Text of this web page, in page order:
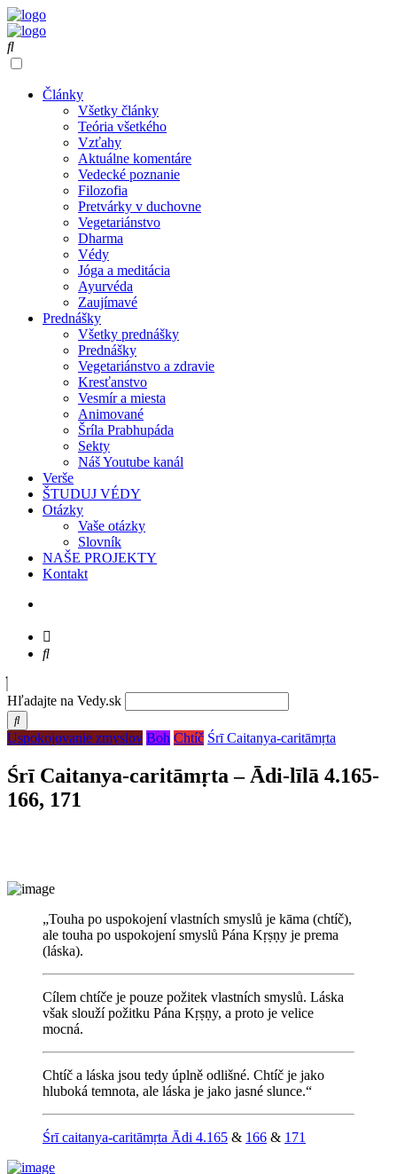
Články
Všetky články
Teória všetkého
Vzťahy
Aktuálne komentáre
Vedecké poznanie
Filozofia
Pretvárky v duchovne
Vegetariánstvo
Dharma
Védy
Jóga a meditácia
Ayurvéda
Zaujímavé
Prednášky
Všetky prednášky
Prednášky
Vegetariánstvo a zdravie
Kresťanstvo
Vesmír a miesta
Animované
Šríla Prabhupáda
Sekty
Náš Youtube kanál
Verše
ŠTUDUJ VÉDY
Otázky
Vaše otázky
Slovník
NAŠE PROJEKTY
Kontakt
Hľadajte na Vedy.sk
Uspokojovanie zmyslov Boh Chtíč Śrī Caitanya-caritāmṛta
Śrī Caitanya-caritāmṛta – Ādi-līlā 4.165-
166, 171
„Touha po uspokojení vlastních smyslů je kāma (chtíč),
ale touha po uspokojení smyslů Pána Kṛṣṇy je prema
(láska).
Cílem chtíče je pouze požitek vlastních smyslů. Láska
však slouží požitku Pána Kṛṣṇy, a proto je velice
mocná.
Chtíč a láska jsou tedy úplně odlišné. Chtíč je jako
hluboká temnota, ale láska je jako jasné slunce.“
Śrī caitanya-caritāmṛta Ādi 4.165 & 166 & 171